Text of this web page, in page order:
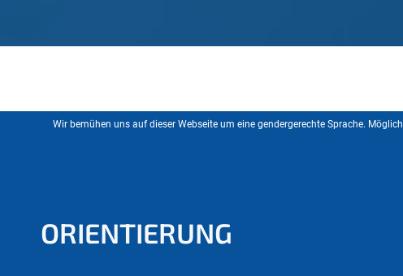
Wir bemühen uns auf dieser Webseite um eine gendergerechte Sprache.
ORIENTIERUNG